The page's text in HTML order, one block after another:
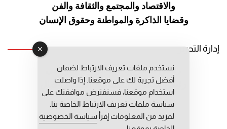
والاقتصاد والمجتمع والثقافة والفن
وقضايا الذاكرة والمواطنة وحقوق الإنسان
إدارة التحرير
رئيس التحرير: عبد الرحيم التوراني
رئيس التحرير المساعد: المعطي قبال
مديرة التحرير: فاطمة حوحو
نستخدم ملفات تعريف الارتباط لضمان
أفضل تجربة لك على موقعنا. إذا واصلت
استخدام موقعنا، فسنفترض موافقتك على
سياسة ملفات تعريف الارتباط الخاصة بنا.
لمزيد من المعلومات إقرأ سياسة الخصوصية